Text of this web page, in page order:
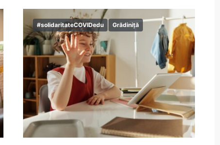
#solidaritateCOVIDedu Grădiniță